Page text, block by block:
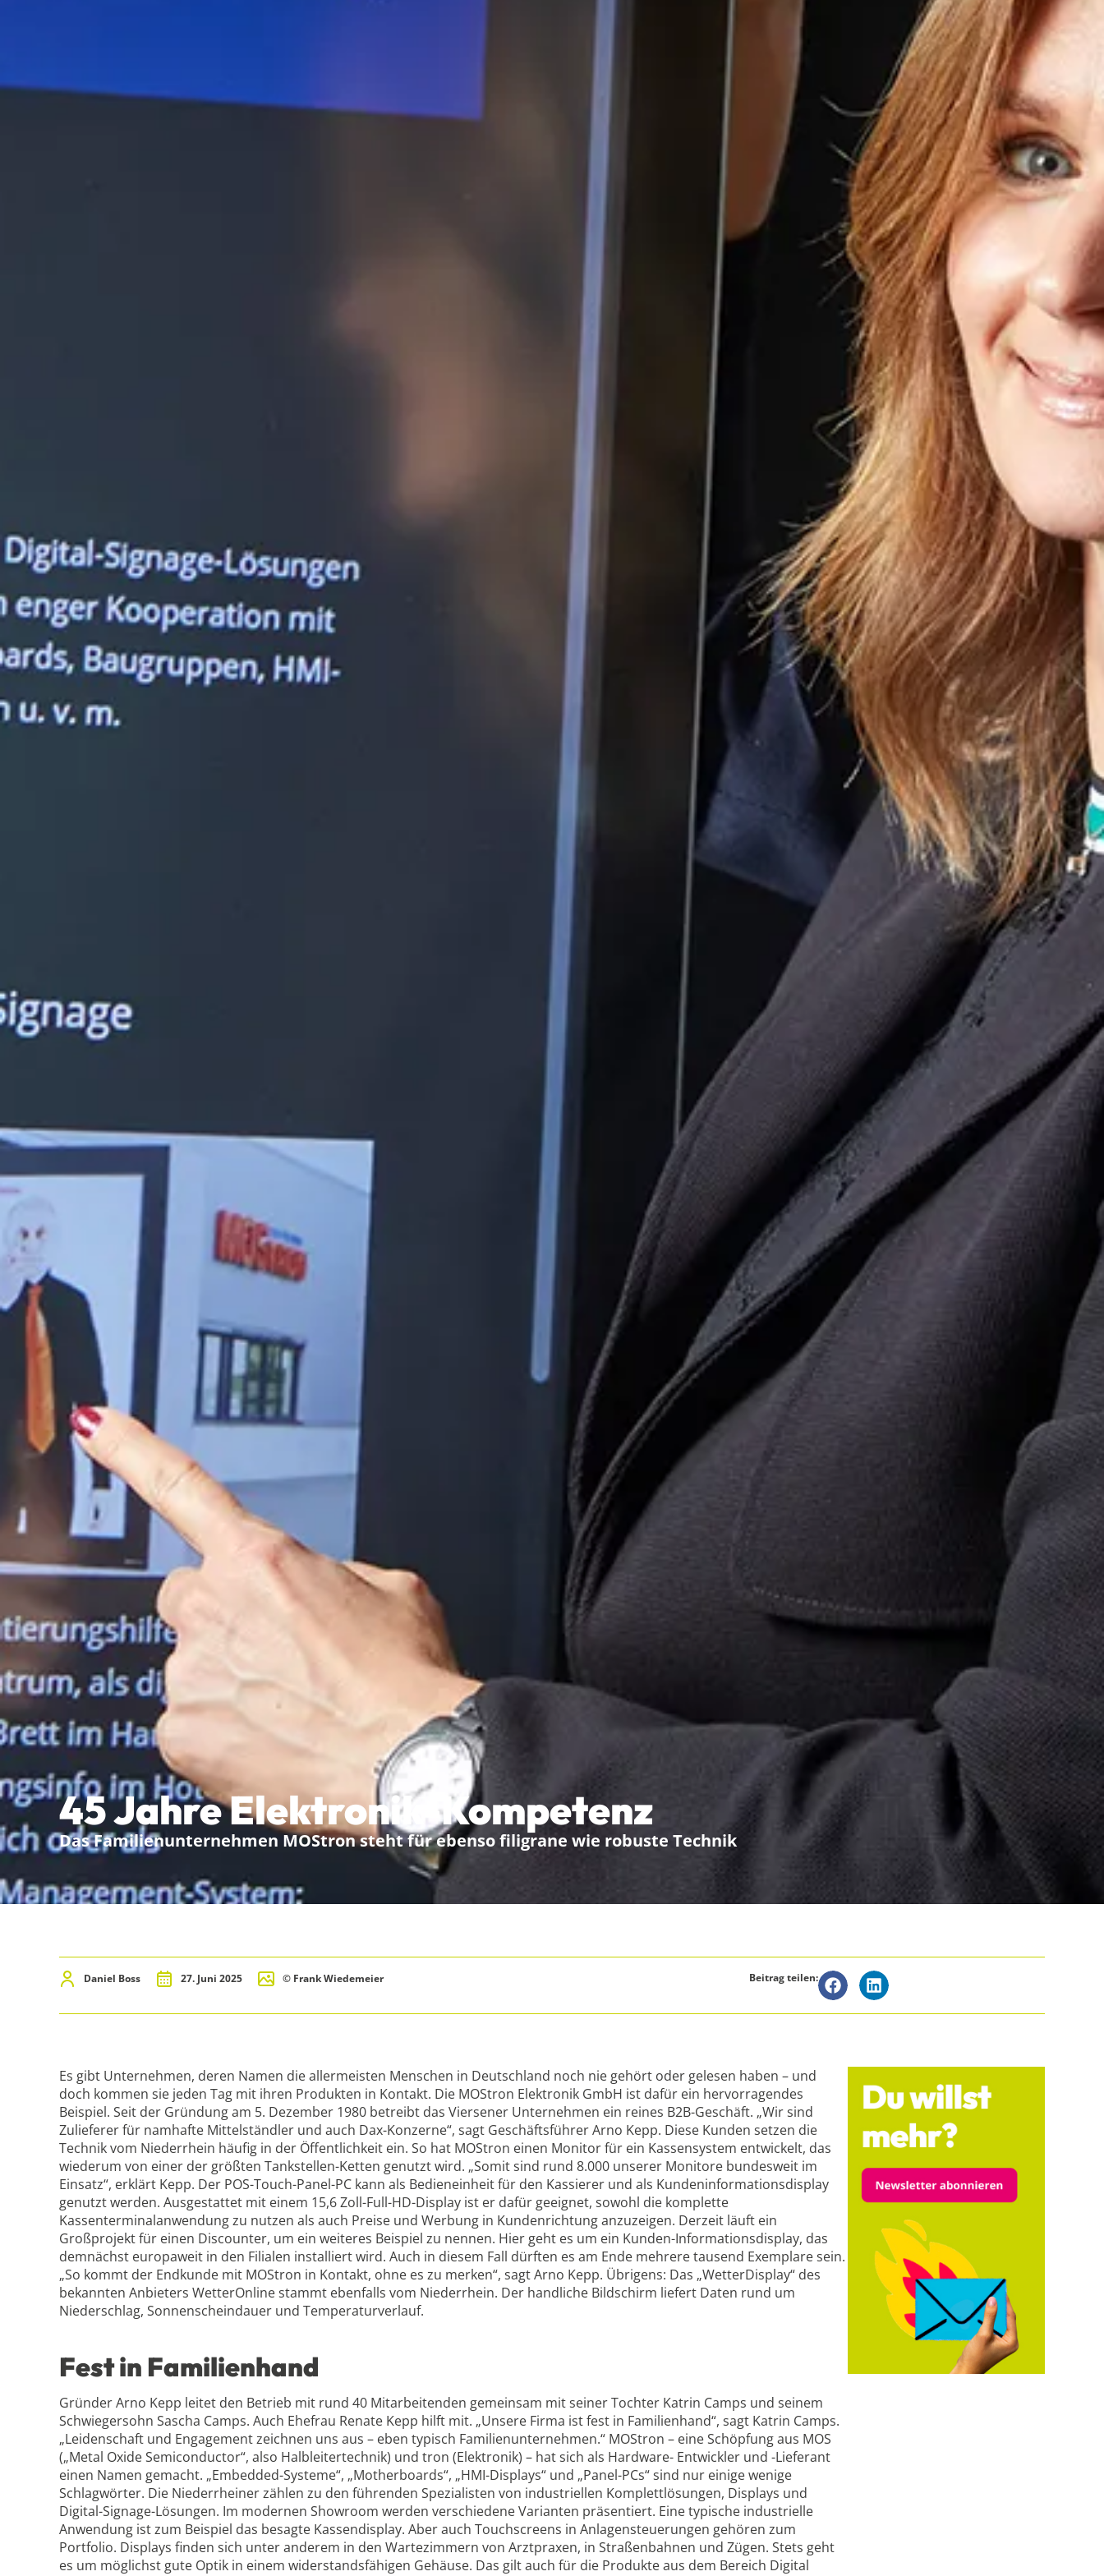
45 Jahre Elektronik-Kompetenz
Das Familienunternehmen MOStron steht für ebenso filigrane wie robuste Technik
Daniel Boss 27. Juni 2025 © Frank Wiedemeier Beitrag teilen:
Es gibt Unternehmen, deren Namen die allermeisten Menschen in Deutschland noch nie gehört oder gelesen haben – und
doch kommen sie jeden Tag mit ihren Produkten in Kontakt. Die MOStron Elektronik GmbH ist dafür ein hervorragendes
Beispiel. Seit der Gründung am 5. Dezember 1980 betreibt das Viersener Unternehmen ein reines B2B-Geschäft. „Wir sind
Zulieferer für namhafte Mittelständler und auch Dax-Konzerne“, sagt Geschäftsführer Arno Kepp. Diese Kunden setzen die
Technik vom Niederrhein häufig in der Öffentlichkeit ein. So hat MOStron einen Monitor für ein Kassensystem entwickelt, das
wiederum von einer der größten Tankstellen-Ketten genutzt wird. „Somit sind rund 8.000 unserer Monitore bundesweit im
Einsatz“, erklärt Kepp. Der POS-Touch-Panel-PC kann als Bedieneinheit für den Kassierer und als Kundeninformationsdisplay
genutzt werden. Ausgestattet mit einem 15,6 Zoll-Full-HD-Display ist er dafür geeignet, sowohl die komplette
Kassenterminalanwendung zu nutzen als auch Preise und Werbung in Kundenrichtung anzuzeigen. Derzeit läuft ein
Großprojekt für einen Discounter, um ein weiteres Beispiel zu nennen. Hier geht es um ein Kunden-Informationsdisplay, das
demnächst europaweit in den Filialen installiert wird. Auch in diesem Fall dürften es am Ende mehrere tausend Exemplare sein.
„So kommt der Endkunde mit MOStron in Kontakt, ohne es zu merken“, sagt Arno Kepp. Übrigens: Das „WetterDisplay“ des
bekannten Anbieters WetterOnline stammt ebenfalls vom Niederrhein. Der handliche Bildschirm liefert Daten rund um
Niederschlag, Sonnenscheindauer und Temperaturverlauf.
Fest in Familienhand
Gründer Arno Kepp leitet den Betrieb mit rund 40 Mitarbeitenden gemeinsam mit seiner Tochter Katrin Camps und seinem
Schwiegersohn Sascha Camps. Auch Ehefrau Renate Kepp hilft mit. „Unsere Firma ist fest in Familienhand“, sagt Katrin Camps.
„Leidenschaft und Engagement zeichnen uns aus – eben typisch Familienunternehmen.“ MOStron – eine Schöpfung aus MOS
(„Metal Oxide Semiconductor“, also Halbleitertechnik) und tron (Elektronik) – hat sich als Hardware- Entwickler und -Lieferant
einen Namen gemacht. „Embedded-Systeme“, „Motherboards“, „HMI-Displays“ und „Panel-PCs“ sind nur einige wenige
Schlagwörter. Die Niederrheiner zählen zu den führenden Spezialisten von industriellen Komplettlösungen, Displays und
Digital-Signage-Lösungen. Im modernen Showroom werden verschiedene Varianten präsentiert. Eine typische industrielle
Anwendung ist zum Beispiel das besagte Kassendisplay. Aber auch Touchscreens in Anlagensteuerungen gehören zum
Portfolio. Displays finden sich unter anderem in den Wartezimmern von Arztpraxen, in Straßenbahnen und Zügen. Stets geht
es um möglichst gute Optik in einem widerstandsfähigen Gehäuse. Das gilt auch für die Produkte aus dem Bereich Digital